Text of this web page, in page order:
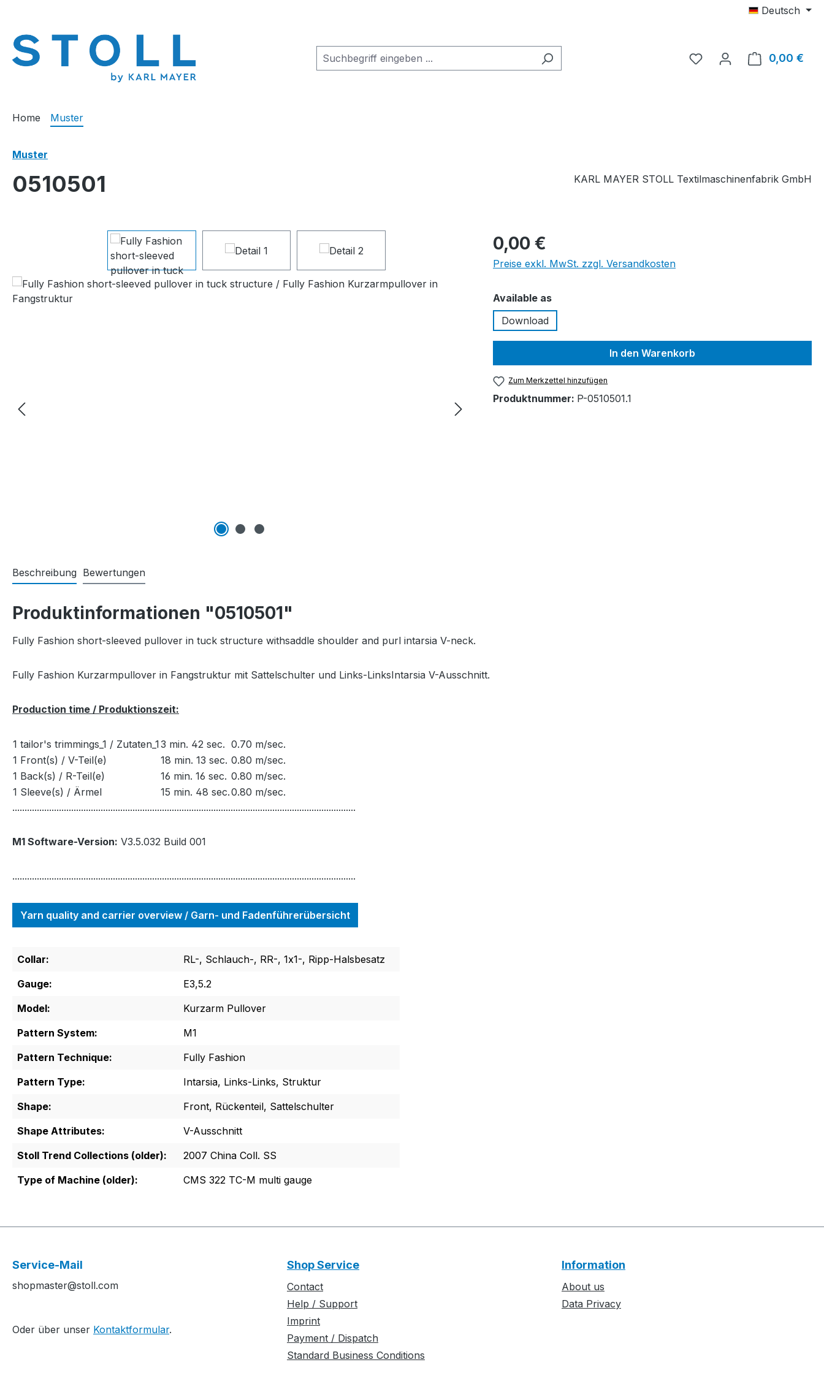
Deutsch
Du hast 0 Produkte auf
0,00 €
Home Muster
Muster
0510501 KARL MAYER STOLL Textilmaschinenfabrik GmbH
Bildergalerie überspringen 0,00 €
Preise exkl. MwSt. zzgl. Versandkosten
Available asauswählen
Download
In den Warenkorb
Zum Merkzettel hinzufügen
Produktnummer: P-0510501.1
Beschreibung Bewertungen
Produktinformationen "0510501"
Fully Fashion short-sleeved pullover in tuck structure withsaddle shoulder and purl intarsia V-neck.
Fully Fashion Kurzarmpullover in Fangstruktur mit Sattelschulter und Links-LinksIntarsia V-Ausschnitt.
Production time / Produktionszeit:
1 tailor's trimmings_1 / Zutaten_13 min. 42 sec. 0.70 m/sec.
1 Front(s) / V-Teil(e)
18 min. 13 sec. 0.80 m/sec.
1 Back(s) / R-Teil(e)
16 min. 16 sec. 0.80 m/sec.
1 Sleeve(s) / Ärmel
15 min. 48 sec.0.80 m/sec.
............................................................................................................................................
M1 Software-Version: V3.5.032 Build 001
............................................................................................................................................
Yarn quality and carrier overview / Garn- und Fadenführerübersicht
Collar:
RL-, Schlauch-, RR-, 1x1-, Ripp-Halsbesatz
Gauge:
E3,5.2
Model:
Kurzarm Pullover
Pattern System:
M1
Pattern Technique:
Fully Fashion
Pattern Type:
Intarsia, Links-Links, Struktur
Shape:
Front, Rückenteil, Sattelschulter
Shape Attributes:
V-Ausschnitt
Stoll Trend Collections (older):
2007 China Coll. SS
Type of Machine (older):
CMS 322 TC-M multi gauge
Service-Mail
shopmaster@stoll.com
Oder über unser Kontaktformular.
Shop Service
Contact
Help / Support
Imprint
Payment / Dispatch
Standard Business Conditions
Information
About us
Data Privacy